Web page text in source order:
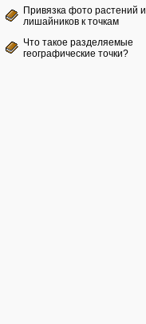
Привязка фото растений и
лишайников к точкам
Что такое разделяемые
географические точки?